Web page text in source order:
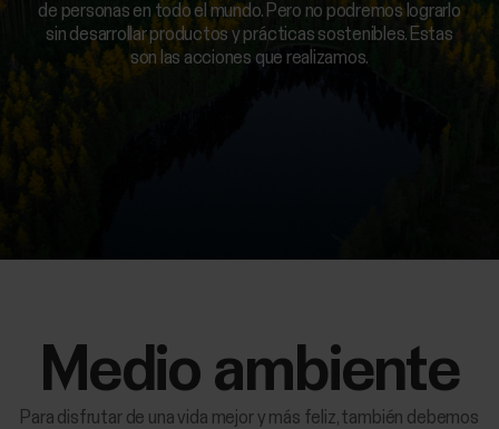
de personas en todo el mundo. Pero no podremos lograrlo
sin desarrollar productos y prácticas sostenibles. Estas
son las acciones que realizamos.
Medio ambiente
Para disfrutar de una vida mejor y más feliz, también debemos